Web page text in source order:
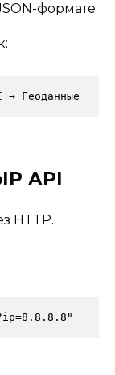
формате
→ Геоданные
API
HTTP.